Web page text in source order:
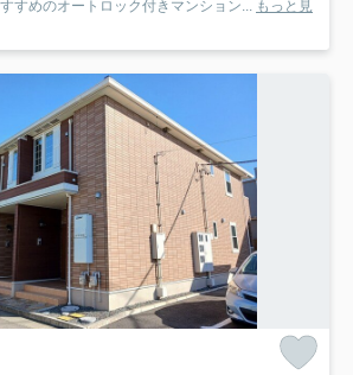
すめのオートロック付きマンション... もっと見